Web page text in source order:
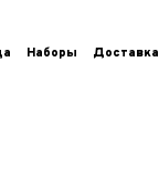
Наборы Доставка